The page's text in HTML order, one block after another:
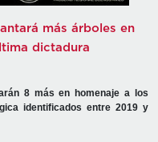
más árboles en
dictadura
8 más en homenaje a los
identificados entre 2019 y